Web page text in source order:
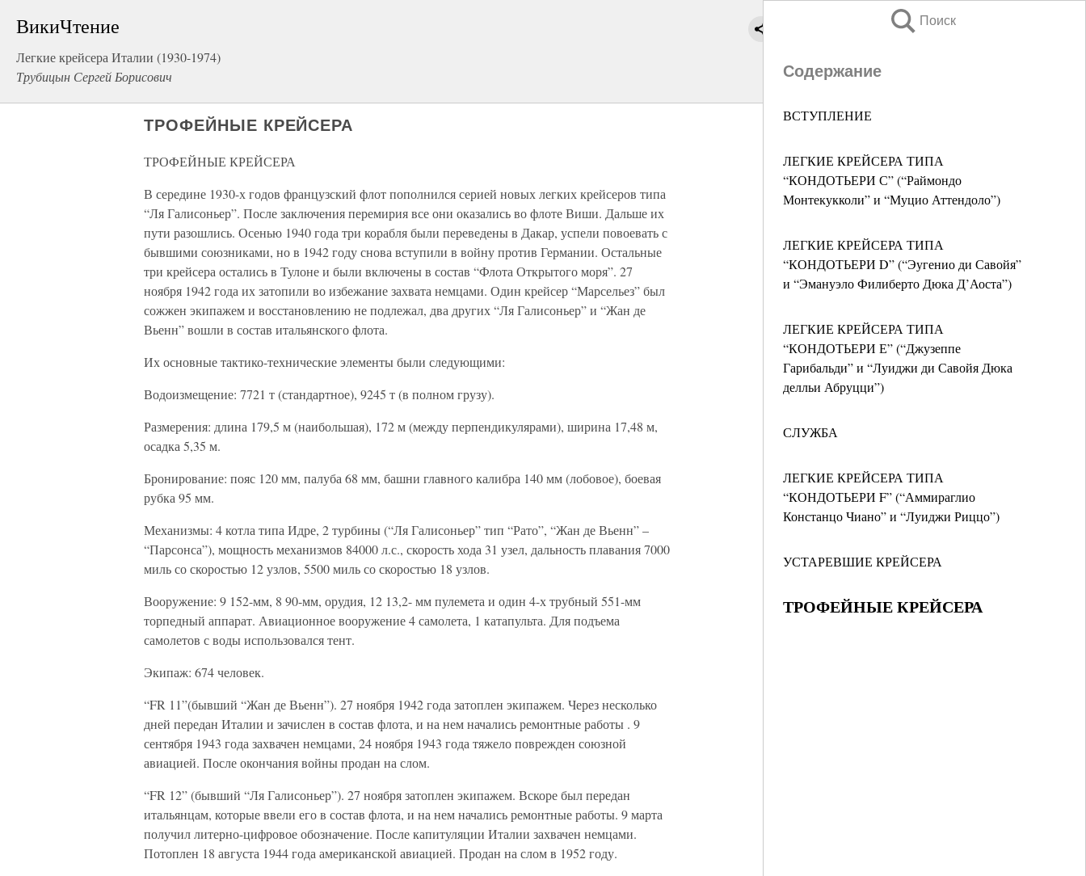
ВикиЧтение
Легкие крейсера Италии (1930-1974)
Трубицын Сергей Борисович
Поиск
Содержание
ВСТУПЛЕНИЕ
ЛЕГКИЕ КРЕЙСЕРА ТИПА
“КОНДОТЬЕРИ С” (“Раймондо
Монтекукколи” и “Муцио Аттендоло”)
ЛЕГКИЕ КРЕЙСЕРА ТИПА
“КОНДОТЬЕРИ D” (“Эугенио ди Савойя”
и “Эмануэло Филиберто Дюка Д’Аоста”)
ЛЕГКИЕ КРЕЙСЕРА ТИПА
“КОНДОТЬЕРИ Е” (“Джузеппе
Гарибальди” и “Луиджи ди Савойя Дюка
делльи Абруцци”)
СЛУЖБА
ЛЕГКИЕ КРЕЙСЕРА ТИПА
“КОНДОТЬЕРИ F” (“Аммираглио
Констанцо Чиано” и “Луиджи Риццо”)
УСТАРЕВШИЕ КРЕЙСЕРА
ТРОФЕЙНЫЕ КРЕЙСЕРА
ТРОФЕЙНЫЕ КРЕЙСЕРА
ТРОФЕЙНЫЕ КРЕЙСЕРА
В середине 1930-х годов французский флот пополнился серией новых легких крейсеров типа
“Ля Галисоньер”. После заключения перемирия все они оказались во флоте Виши. Дальше их
пути разошлись. Осенью 1940 года три корабля были переведены в Дакар, успели повоевать с
бывшими союзниками, но в 1942 году снова вступили в войну против Германии. Остальные
три крейсера остались в Тулоне и были включены в состав “Флота Открытого моря”. 27
ноября 1942 года их затопили во избежание захвата немцами. Один крейсер “Марсельез” был
сожжен экипажем и восстановлению не подлежал, два других “Ля Галисоньер” и “Жан де
Вьенн” вошли в состав итальянского флота.
Их основные тактико-технические элементы были следующими:
Водоизмещение: 7721 т (стандартное), 9245 т (в полном грузу).
Размерения: длина 179,5 м (наибольшая), 172 м (между перпендикулярами), ширина 17,48 м,
осадка 5,35 м.
Бронирование: пояс 120 мм, палуба 68 мм, башни главного калибра 140 мм (лобовое), боевая
рубка 95 мм.
Механизмы: 4 котла типа Идре, 2 турбины (“Ля Галисоньер” тип “Рато”, “Жан де Вьенн” –
“Парсонса”), мощность механизмов 84000 л.с., скорость хода 31 узел, дальность плавания 7000
миль со скоростью 12 узлов, 5500 миль со скоростью 18 узлов.
Вооружение: 9 152-мм, 8 90-мм, орудия, 12 13,2- мм пулемета и один 4-х трубный 551-мм
торпедный аппарат. Авиационное вооружение 4 самолета, 1 катапульта. Для подъема
самолетов с воды использовался тент.
Экипаж: 674 человек.
“FR 11”(бывший “Жан де Вьенн”). 27 ноября 1942 года затоплен экипажем. Через несколько
дней передан Италии и зачислен в состав флота, и на нем начались ремонтные работы . 9
сентября 1943 года захвачен немцами, 24 ноября 1943 года тяжело поврежден союзной
авиацией. После окончания войны продан на слом.
“FR 12” (бывший “Ля Галисоньер”). 27 ноября затоплен экипажем. Вскоре был передан
итальянцам, которые ввели его в состав флота, и на нем начались ремонтные работы. 9 марта
получил литерно-цифровое обозначение. После капитуляции Италии захвачен немцами.
Потоплен 18 августа 1944 года американской авиацией. Продан на слом в 1952 году.